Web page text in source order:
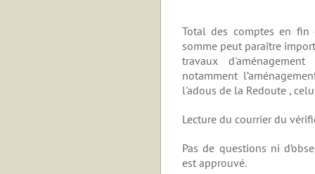
Total des comptes en fin
somme peut paraître
travaux
notamment
l'adous de la Redoute ,
Lecture du courrier du
Pas de questions ni
est approuvé.